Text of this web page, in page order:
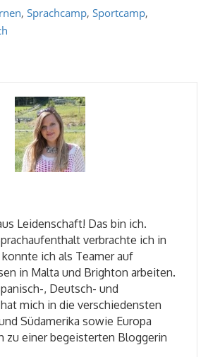
, Sprachcamp, Sportcamp,
Leidenschaft! Das bin ich.
verbrachte ich in
konnte ich als Teamer auf
in Malta und Brighton arbeiten.
, Deutsch- und
mich in die verschiedensten
Südamerika sowie Europa
zu einer begeisterten Bloggerin